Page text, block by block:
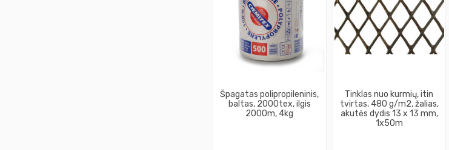
Špagatas polipropileninis,
baltas, 2000tex, ilgis
2000m, 4kg
Tinklas nuo kurmių, itin
tvirtas, 480 g/m2, žalias,
akutės dydis 13 x 13 mm,
1x50m